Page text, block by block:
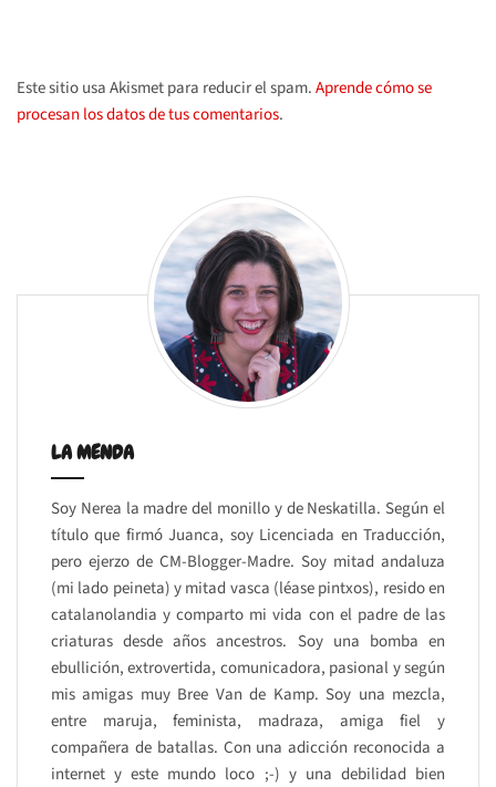
Este sitio usa Akismet para reducir el spam.Aprende cómo se
procesan los datos de tus comentarios.
LA MENDA
Soy Nerea la madre del monillo y de Neskatilla. Según el
título que firmó Juanca, soy Licenciada en Traducción,
pero ejerzo de CM-Blogger-Madre. Soy mitad andaluza
(mi lado peineta) y mitad vasca (léase pintxos), resido en
catalanolandia y comparto mi vida con el padre de las
criaturas desde años ancestros. Soy una bomba en
ebullición, extrovertida, comunicadora, pasional y según
mis amigas muy Bree Van de Kamp. Soy una mezcla,
entre maruja, feminista, madraza, amiga fiel y
compañera de batallas. Con una adicción reconocida a
internet y este mundo loco ;-) y una debilidad bien